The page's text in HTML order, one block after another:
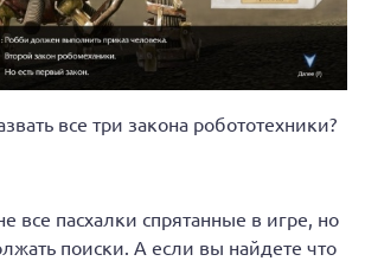
все три закона робототехники?
все пасхалки спрятанные в игре, но
поиски. А если вы найдете что